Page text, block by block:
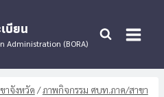
บียน
Administration (BORA)
าจังหวัด /ภาพกิจกรรม ศบท.ภาค/สาขา